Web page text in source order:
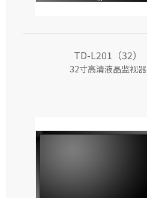
TD-L201（32）
32寸高清液晶监视器